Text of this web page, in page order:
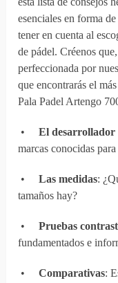
esenciales en forma
tener en cuenta al
de pádel. Créenos
perfeccionada por
que encontrarás el
Pala Padel Artengo
•El desarrollador
marcas conocidas
•Las medidas:
tamaños hay?
• Pruebas
fundamentados e
•Comparativas: